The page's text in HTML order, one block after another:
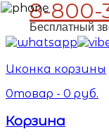
8-800-
Бесплатный
Иконка корзины
0товар - 0 руб.
Корзина